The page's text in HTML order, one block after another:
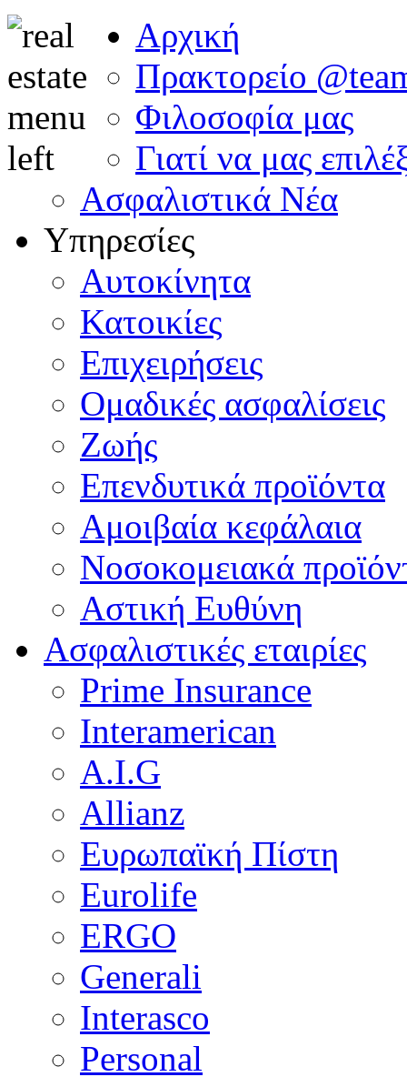
Αρχική
Πρακτορείο
Φιλοσοφία μας
Γιατί να μας
Ασφαλιστικά Νέα
Υπηρεσίες
Αυτοκίνητα
Κατοικίες
Επιχειρήσεις
Ομαδικές ασφαλίσεις
Ζωής
Επενδυτικά προϊόντα
Αμοιβαία κεφάλαια
Νοσοκομειακά
Αστική Ευθύνη
Ασφαλιστικές εταιρίες
Prime Insurance
Interamerican
A.I.G
Allianz
Ευρωπαϊκή Πίστη
Eurolife
ERGO
Generali
Interasco
Personal